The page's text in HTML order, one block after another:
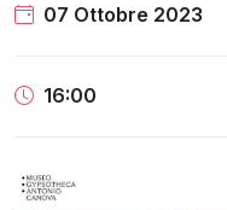
07 Ottobre 2023
16:00